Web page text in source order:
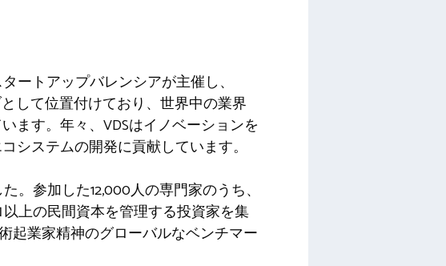
ートアップバレンシアが主催し、
して位置付けており、世界中の業界
ます。年々、VDSはイノベーションを
システムの開発に貢献しています。
。参加した12,000人の専門家のうち、
上の民間資本を管理する投資家を集
起業家精神のグローバルなベンチマー